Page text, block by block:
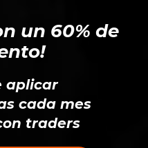
un 60% de
aplicar
cada mes
traders